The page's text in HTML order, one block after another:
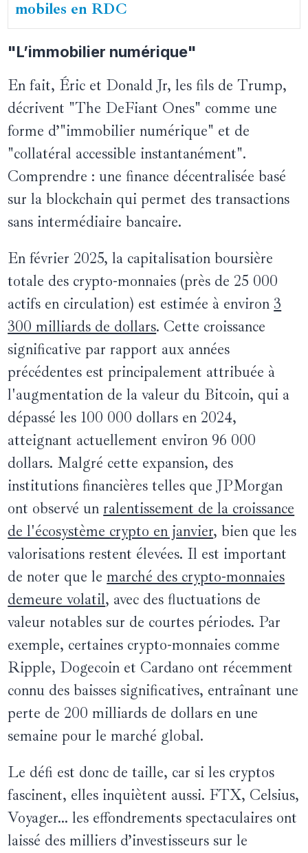
mobiles en RDC
"L’immobilier numérique"
En fait, Éric et Donald Jr, les fils de Trump,
décrivent "The DeFiant Ones" comme une
forme d’"immobilier numérique" et de
"collatéral accessible instantanément".
Comprendre : une finance décentralisée basé
sur la blockchain qui permet des transactions
sans intermédiaire bancaire.
En février 2025, la capitalisation boursière
totale des crypto-monnaies (près de 25 000
actifs en circulation) est estimée à environ 3
300 milliards de dollars. Cette croissance
significative par rapport aux années
précédentes est principalement attribuée à
l'augmentation de la valeur du Bitcoin, qui a
dépassé les 100 000 dollars en 2024,
atteignant actuellement environ 96 000
dollars. Malgré cette expansion, des
institutions financières telles que JPMorgan
ont observé unralentissement de la croissance
de l'écosystème crypto en janvier, bien que les
valorisations restent élevées. Il est important
de noter que lemarché des crypto-monnaies
demeure volatil, avec des fluctuations de
valeur notables sur de courtes périodes. Par
exemple, certaines crypto-monnaies comme
Ripple, Dogecoin et Cardano ont récemment
connu des baisses significatives, entraînant une
perte de 200 milliards de dollars en une
semaine pour le marché global.
Le défi est donc de taille, car si les cryptos
fascinent, elles inquiètent aussi. FTX, Celsius,
Voyager... les effondrements spectaculaires ont
laissé des milliers d’investisseurs sur le